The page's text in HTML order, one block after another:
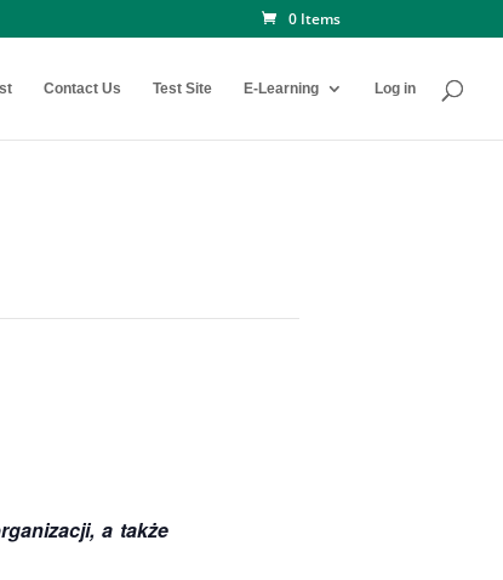
0 Items
Contact Us Test Site E-Learning Log in
a także